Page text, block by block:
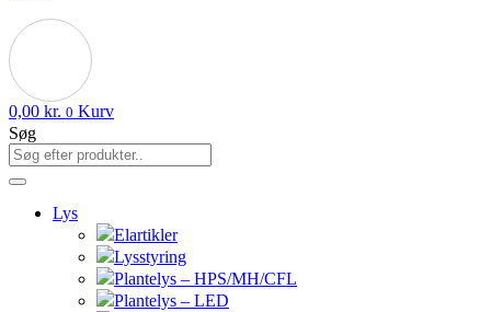
0,00 kr. 0 Kurv
Søg
Lys
Elartikler
Lysstyring
Plantelys – HPS/MH/CFL
Plantelys – LED